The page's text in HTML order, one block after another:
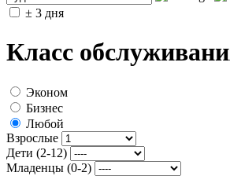
± 3 дня
Класс
Эконом
Бизнес
Любой
Взрослые
Дети (2-12)
Младенцы (0-2)